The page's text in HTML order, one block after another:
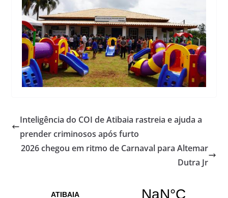
Inteligência do COI de Atibaia rastreia e ajuda a
prender criminosos após furto
2026 chegou em ritmo de Carnaval para Altemar
Dutra Jr